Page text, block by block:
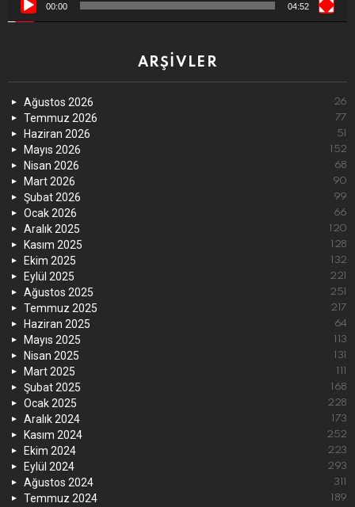
00:00 04:52
ARŞIVLER
Ağustos 2026 26
Temmuz 2026 77
Haziran 2026 51
Mayıs 2026 152
Nisan 2026 68
Mart 2026 90
Şubat 2026 99
Ocak 2026 66
Aralık 2025 120
Kasım 2025 128
Ekim 2025 132
Eylül 2025 221
Ağustos 2025 251
Temmuz 2025 217
Haziran 2025 64
Mayıs 2025 113
Nisan 2025 131
Mart 2025
Şubat 2025 168
Ocak 2025 228
Aralık 2024 173
Kasım 2024 252
Ekim 2024 223
Eylül 2024 293
Ağustos 2024 311
Temmuz 2024 189